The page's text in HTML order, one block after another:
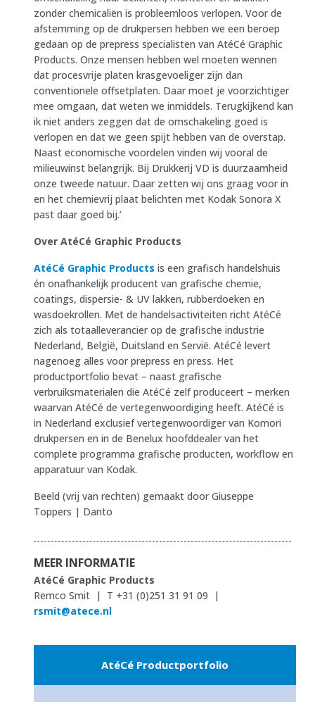
zonder chemicaliën is probleemloos verlopen. Voor de
afstemming op de drukpersen hebben we een beroep
gedaan op de prepress specialisten van AtéCé Graphic
Products. Onze mensen hebben wel moeten wennen
dat procesvrije platen krasgevoeliger zijn dan
conventionele offsetplaten. Daar moet je voorzichtiger
mee omgaan, dat weten we inmiddels. Terugkijkend kan
ik niet anders zeggen dat de omschakeling goed is
verlopen en dat we geen spijt hebben van de overstap.
Naast economische voordelen vinden wij vooral de
milieuwinst belangrijk. Bij Drukkerij VD is duurzaamheid
onze tweede natuur. Daar zetten wij ons graag voor in
en het chemievrij plaat belichten met Kodak Sonora X
past daar goed bij.’
Over AtéCé Graphic Products
AtéCé Graphic Products is een grafisch handelshuis
én onafhankelijk producent van grafische chemie,
coatings, dispersie- & UV lakken, rubberdoeken en
wasdoekrollen. Met de handelsactiviteiten richt AtéCé
zich als totaalleverancier op de grafische industrie
Nederland, België, Duitsland en Servië. AtéCé levert
nagenoeg alles voor prepress en press. Het
productportfolio bevat – naast grafische
verbruiksmaterialen die AtéCé zelf produceert – merken
waarvan AtéCé de vertegenwoordiging heeft. AtéCé is
in Nederland exclusief vertegenwoordiger van Komori
drukpersen en in de Benelux hoofddealer van het
complete programma grafische producten, workflow en
apparatuur van Kodak.
Beeld (vrij van rechten) gemaakt door Giuseppe
Toppers | Danto
MEER INFORMATIE
AtéCé Graphic Products
Remco Smit | T +31 (0)251 31 91 09 |
rsmit@atece.nl
AtéCé Productportfolio